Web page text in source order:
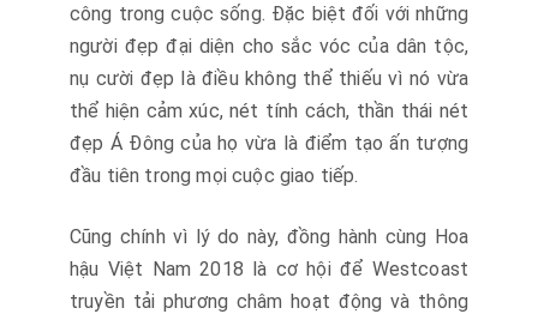
công trong cuộc sống. Đặc biệt đối với những
người đẹp đại diện cho sắc vóc của dân tộc,
nụ cười đẹp là điều không thể thiếu vì nó vừa
thể hiện cảm xúc, nét tính cách, thần thái nét
đẹp Á Đông của họ vừa là điểm tạo ấn tượng
đầu tiên trong mọi cuộc giao tiếp.
Cũng chính vì lý do này, đồng hành cùng Hoa
hậu Việt Nam 2018 là cơ hội để Westcoast
truyền tải phương châm hoạt động và thông